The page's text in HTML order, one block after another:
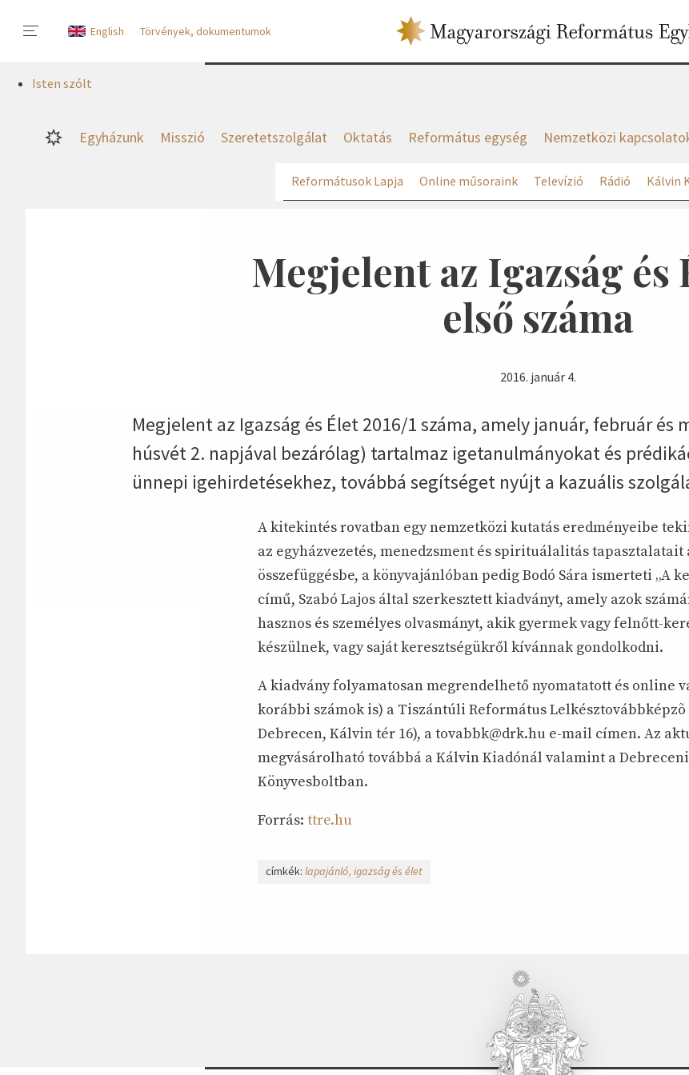
English Törvények, dokumentumok
Isten szólt
Egyházunk Misszió Szeretetszolgálat Oktatás Református egység Nemzetközi
Reformátusok Lapja Online műsoraink Televízió Rádió Kálvin
Megjelent az Igazság és
első száma
2016. január 4.
Megjelent az Igazság és Élet 2016/1 száma, amely január, február
húsvét 2. napjával bezárólag) tartalmaz igetanulmányokat és
ünnepi igehirdetésekhez, továbbá segítséget nyújt a kazuális
A kitekintés rovatban egy nemzetközi kutatás eredményeibe
az egyházvezetés, menedzsment és spirituálalitás
összefüggésbe, a könyvajánlóban pedig Bodó Sára ismerteti „A
című, Szabó Lajos által szerkesztett kiadványt, amely azok
hasznos és személyes olvasmányt, akik gyermek vagy felnőtt-
készülnek, vagy saját keresztségükről kívánnak gondolkodni.
A kiadvány folyamatosan megrendelhető nyomatatott és online
korábbi számok is) a Tiszántúli Református Lelkésztovábbképzõ
Debrecen, Kálvin tér 16), a tovabbk@drk.hu e-mail címen. Az
megvásárolható továbbá a Kálvin Kiadónál valamint a
Könyvesboltban.
Forrás: ttre.hu
címkék: lapajánló igazság és élet